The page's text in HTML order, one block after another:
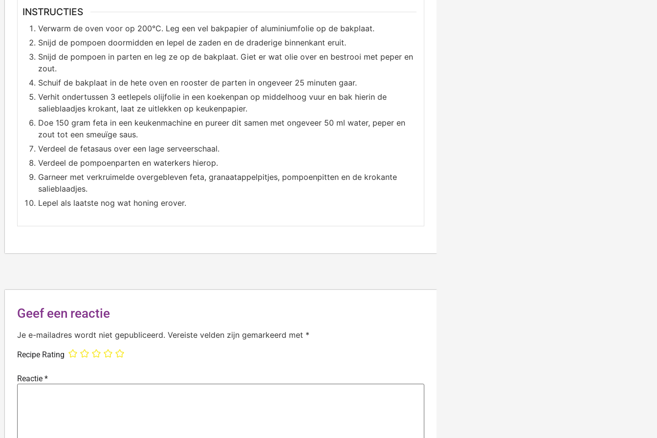
INSTRUCTIES
Verwarm de oven voor op 200°C. Leg een vel bakpapier of aluminiumfolie op de bakplaat.
Snijd de pompoen doormidden en lepel de zaden en de draderige binnenkant eruit.
Snijd de pompoen in parten en leg ze op de bakplaat. Giet er wat olie over en bestrooi met peper en
zout.
Schuif de bakplaat in de hete oven en rooster de parten in ongeveer 25 minuten gaar.
Verhit ondertussen 3 eetlepels olijfolie in een koekenpan op middelhoog vuur en bak hierin de
salieblaadjes krokant, laat ze uitlekken op keukenpapier.
Doe 150 gram feta in een keukenmachine en pureer dit samen met ongeveer 50 ml water, peper en
zout tot een smeuïge saus.
Verdeel de fetasaus over een lage serveerschaal.
Verdeel de pompoenparten en waterkers hierop.
Garneer met verkruimelde overgebleven feta, granaatappelpitjes, pompoenpitten en de krokante
salieblaadjes.
Lepel als laatste nog wat honing erover.
Geef een reactie
Je e-mailadres wordt niet gepubliceerd. Vereiste velden zijn gemarkeerd met *
Recipe Rating
Reactie *